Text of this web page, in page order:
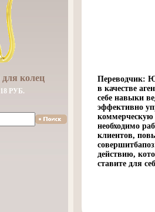
колец
РУБ.
Переводчик: Ю
в качестве
себе навыки
эффективно
необходимо
клиентов,
действию,
ставите для